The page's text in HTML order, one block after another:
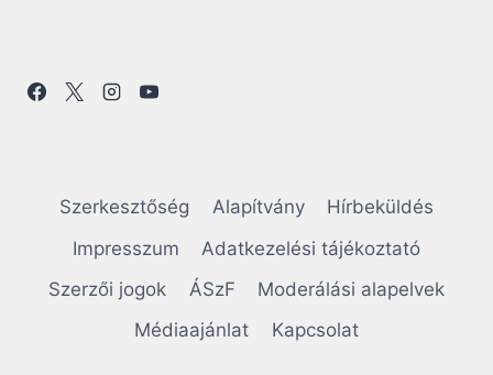
Szerkesztőség Alapítvány
Hírbeküldés
Impresszum
Adatkezelési tájékoztató
Szerzői jogok
ÁSzF
Moderálási alapelvek
Médiaajánlat
Kapcsolat